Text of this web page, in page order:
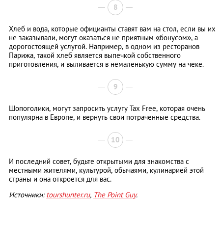
8
Хлеб и вода, которые официанты ставят вам на стол, если вы их
не заказывали, могут оказаться не приятным «бонусом», а
дорогостоящей услугой. Например, в одном из ресторанов
Парижа, такой хлеб является выпечкой собственного
приготовления, и выливается в немаленькую сумму на чеке.
9
Шопоголики, могут запросить услугу Tax Free, которая очень
популярна в Европе, и вернуть свои потраченные средства.
10
И последний совет, будьте открытыми для знакомства с
местными жителями, культурой, обычаями, кулинарией этой
страны и она откроется для вас.
Источники:tourshunter.ru, The Point Guy.